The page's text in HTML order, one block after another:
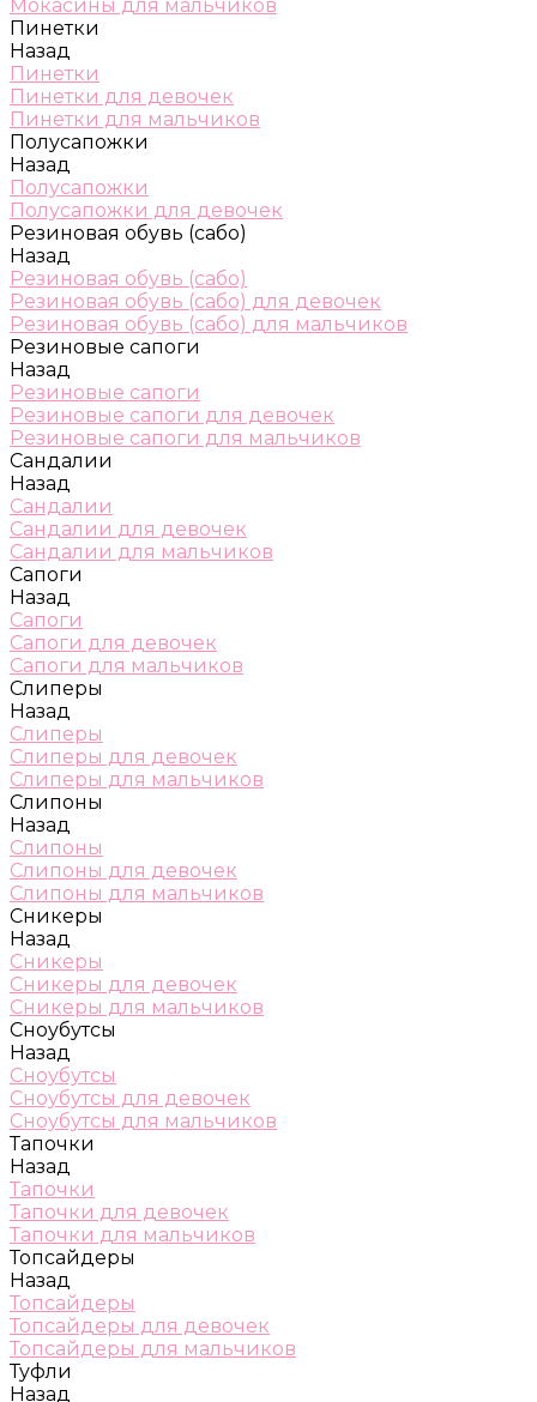
Мокасины для мальчиков
Пинетки
Назад
Пинетки
Пинетки для девочек
Пинетки для мальчиков
Полусапожки
Назад
Полусапожки
Полусапожки для девочек
Резиновая обувь (сабо)
Назад
Резиновая обувь (сабо)
Резиновая обувь (сабо) для девочек
Резиновая обувь (сабо) для мальчиков
Резиновые сапоги
Назад
Резиновые сапоги
Резиновые сапоги для девочек
Резиновые сапоги для мальчиков
Сандалии
Назад
Сандалии
Сандалии для девочек
Сандалии для мальчиков
Сапоги
Назад
Сапоги
Сапоги для девочек
Сапоги для мальчиков
Слиперы
Назад
Слиперы
Слиперы для девочек
Слиперы для мальчиков
Слипоны
Назад
Слипоны
Слипоны для девочек
Слипоны для мальчиков
Сникеры
Назад
Сникеры
Сникеры для девочек
Сникеры для мальчиков
Сноубутсы
Назад
Сноубутсы
Сноубутсы для девочек
Сноубутсы для мальчиков
Тапочки
Назад
Тапочки
Тапочки для девочек
Тапочки для мальчиков
Топсайдеры
Назад
Топсайдеры
Топсайдеры для девочек
Топсайдеры для мальчиков
Туфли
Назад